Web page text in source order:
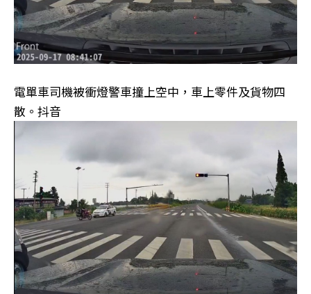
電單車司機被衝燈警車撞上空中，車上零件及貨物四
散。抖音